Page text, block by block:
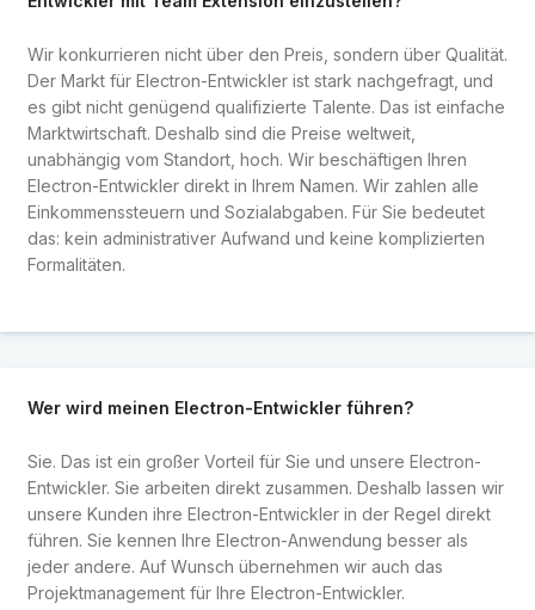
Wir konkurrieren nicht über den Preis, sondern über Qualität.
Der Markt für Electron-Entwickler ist stark nachgefragt, und
es gibt nicht genügend qualifizierte Talente. Das ist einfache
Marktwirtschaft. Deshalb sind die Preise weltweit,
unabhängig vom Standort, hoch. Wir beschäftigen Ihren
Electron-Entwickler direkt in Ihrem Namen. Wir zahlen alle
Einkommenssteuern und Sozialabgaben. Für Sie bedeutet
das: kein administrativer Aufwand und keine komplizierten
Formalitäten.
Wer wird meinen Electron-Entwickler führen?
Sie. Das ist ein großer Vorteil für Sie und unsere Electron-
Entwickler. Sie arbeiten direkt zusammen. Deshalb lassen wir
unsere Kunden ihre Electron-Entwickler in der Regel direkt
führen. Sie kennen Ihre Electron-Anwendung besser als
jeder andere. Auf Wunsch übernehmen wir auch das
Projektmanagement für Ihre Electron-Entwickler.